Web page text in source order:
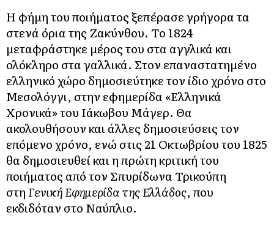
Η φήμη του ποιήματος ξεπέρασε γρήγορα τα
στενά όρια της Ζακύνθου. Το 1824
μεταφράστηκε μέρος του στα αγγλικά και
ολόκληρο στα γαλλικά. Στον επαναστατημένο
ελληνικό χώρο δημοσιεύτηκε τον ίδιο χρόνο στο
Μεσολόγγι, στην εφημερίδα «Ελληνικά
Χρονικά» του Ιάκωβου Μάγερ. Θα
ακολουθήσουν και άλλες δημοσιεύσεις τον
επόμενο χρόνο, ενώ στις 21 Οκτωβρίου του 1825
θα δημοσιευθεί και η πρώτη κριτική του
ποιήματος από τον Σπυρίδωνα Τρικούπη
στη Γενική Εφημερίδα της Ελλάδος, που
εκδιδόταν στο Ναύπλιο.